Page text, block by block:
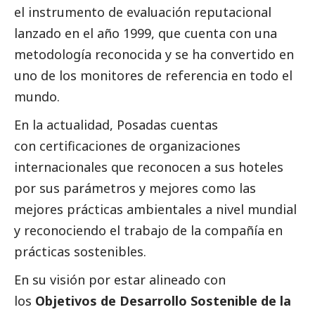
el instrumento de evaluación reputacional
lanzado en el año 1999, que cuenta con una
metodología reconocida y se ha convertido en
uno de los monitores de referencia en todo el
mundo.
En la actualidad, Posadas cuentas
con certificaciones de organizaciones
internacionales que reconocen a sus hoteles
por sus parámetros y mejores como las
mejores prácticas ambientales a nivel mundial
y reconociendo el trabajo de la compañía en
prácticas sostenibles.
En su visión por estar alineado con
los Objetivos de Desarrollo Sostenible de la